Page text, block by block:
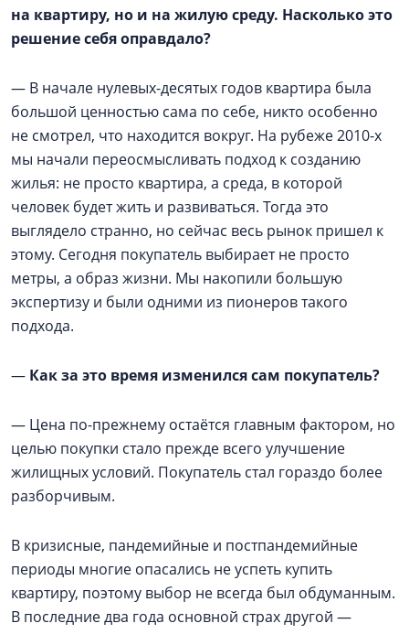
на квартиру, но и на жилую среду. Насколько это
решение себя оправдало?
— В начале нулевых-десятых годов квартира была
большой ценностью сама по себе, никто особенно
не смотрел, что находится вокруг. На рубеже 2010-х
мы начали переосмысливать подход к созданию
жилья: не просто квартира, а среда, в которой
человек будет жить и развиваться. Тогда это
выглядело странно, но сейчас весь рынок пришел к
этому. Сегодня покупатель выбирает не просто
метры, а образ жизни. Мы накопили большую
экспертизу и были одними из пионеров такого
подхода.
— Как за это время изменился сам покупатель?
— Цена по-прежнему остаётся главным фактором, но
целью покупки стало прежде всего улучшение
жилищных условий. Покупатель стал гораздо более
разборчивым.
В кризисные, пандемийные и постпандемийные
периоды многие опасались не успеть купить
квартиру, поэтому выбор не всегда был обдуманным.
В последние два года основной страх другой —